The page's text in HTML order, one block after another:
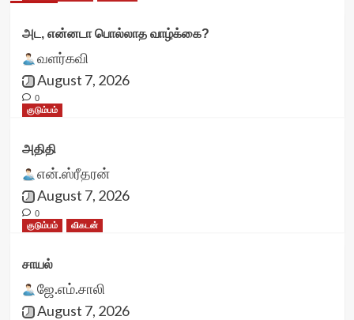
அட, என்னடா பொல்லாத வாழ்க்கை?
வளர்கவி
August 7, 2026
0
குடும்பம்
அதிதி
என்.ஸ்ரீதரன்
August 7, 2026
0
குடும்பம்
விகடன்
சாயல்
ஜே.எம்.சாலி
August 7, 2026